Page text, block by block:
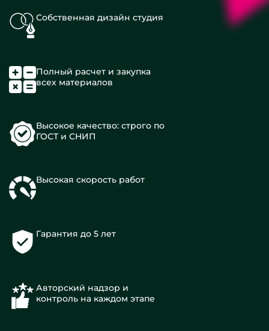
Собственная дизайн студия
Полный расчет и закупка
всех материалов
Высокое качество: строго по
ГОСТ и СНИП
Высокая скорость работ
Гарантия до 5 лет
Авторский надзор и
контроль на каждом этапе